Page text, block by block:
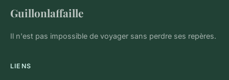
Guillonlaffaille
Il n'est pas impossible de voyager sans perdre ses repères.
LIENS